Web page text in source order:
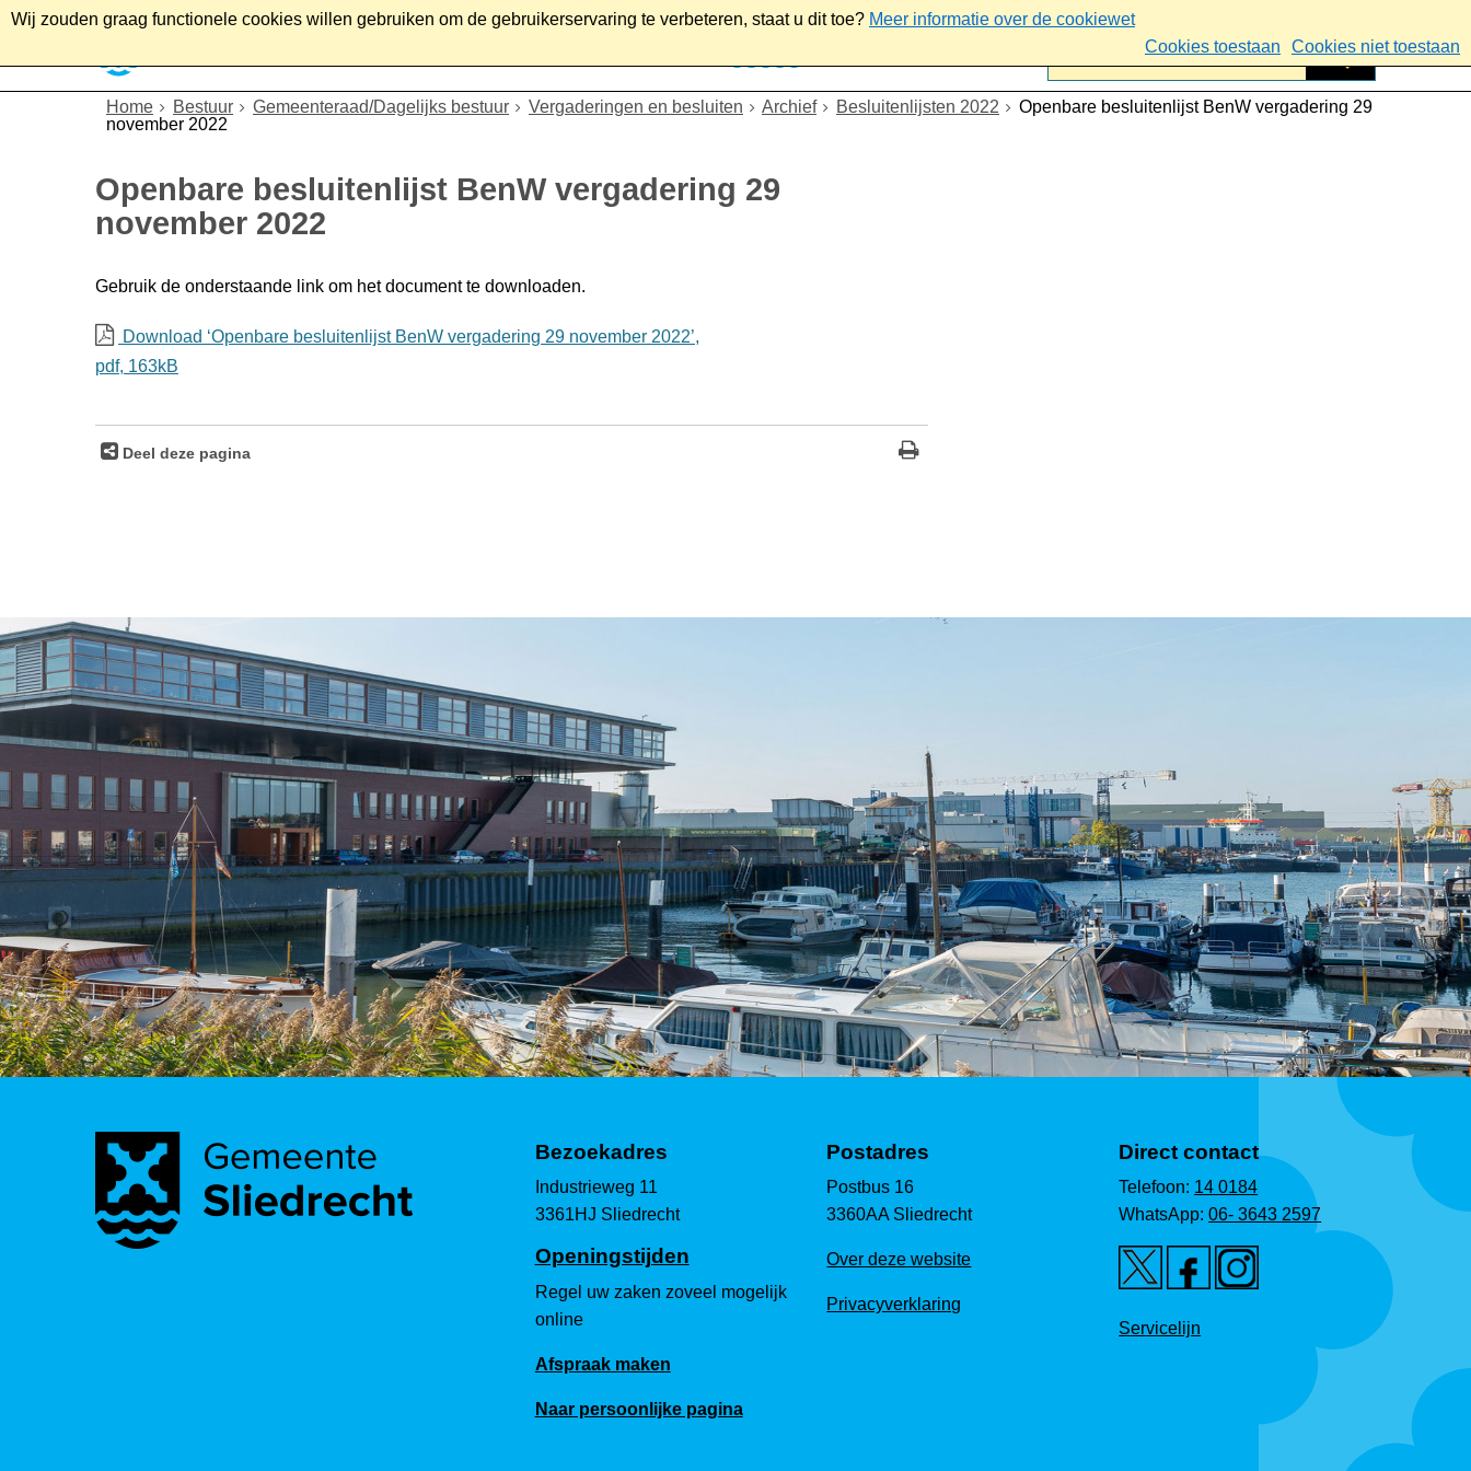
Wij zouden graag functionele cookies willen gebruiken om de gebruikerservaring te verbeteren, staat u dit toe? Meer informatie over de cookiewet
Cookies toestaan
Cookies niet toestaan
Home Bestuur Gemeenteraad/Dagelijks bestuur Vergaderingen en besluiten Archief Besluitenlijsten 2022
Openbare besluitenlijst BenW vergadering 29
november 2022
Openbare besluitenlijst BenW vergadering 29
november 2022
Gebruik de onderstaande link om het document te downloaden.
Download ‘Openbare besluitenlijst BenW vergadering 29 november 2022’,
pdf, 163kB
Deel deze pagina
Bezoekadres
Industrieweg 11
3361HJ Sliedrecht
Openingstijden
Regel uw zaken zoveel mogelijk
online
Afspraak maken
Naar persoonlijke pagina
Postadres
Postbus 16
3360AA Sliedrecht
Over deze website
Privacyverklaring
Direct contact
Telefoon: 14 0184
WhatsApp:06- 3643 2597
Servicelijn